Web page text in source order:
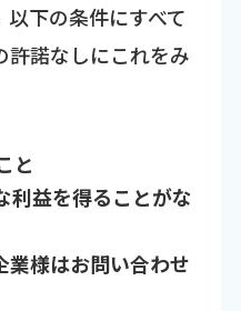
下の条件にすべて
許諾なしにこれをみ
と
利益を得ることがな
様はお問い合わせ